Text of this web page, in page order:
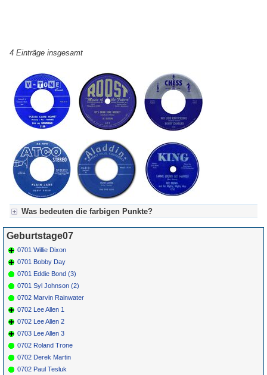
4 Einträge insgesamt
Was bedeuten die farbigen Punkte?
Für Axel's Tageskalender:
Grün = Kurzgeschichte
Grün! = fachlich bestimmt spannend, nicht verpassen!
Grün+ = Stundenbeitrag
Gelb = Kurzgeschichten oder Stundensendungen in Arbeit
Blau = Beschreibungstext (beschreibender Text)
Geburtstage07
0701 Willie Dixon
0701 Bobby Day
0701 Eddie Bond (3)
0701 Syl Johnson (2)
0702 Marvin Rainwater
0702 Lee Allen 1
0702 Lee Allen 2
0703 Lee Allen 3
0702 Roland Trone
0702 Derek Martin
0702 Paul Tesluk